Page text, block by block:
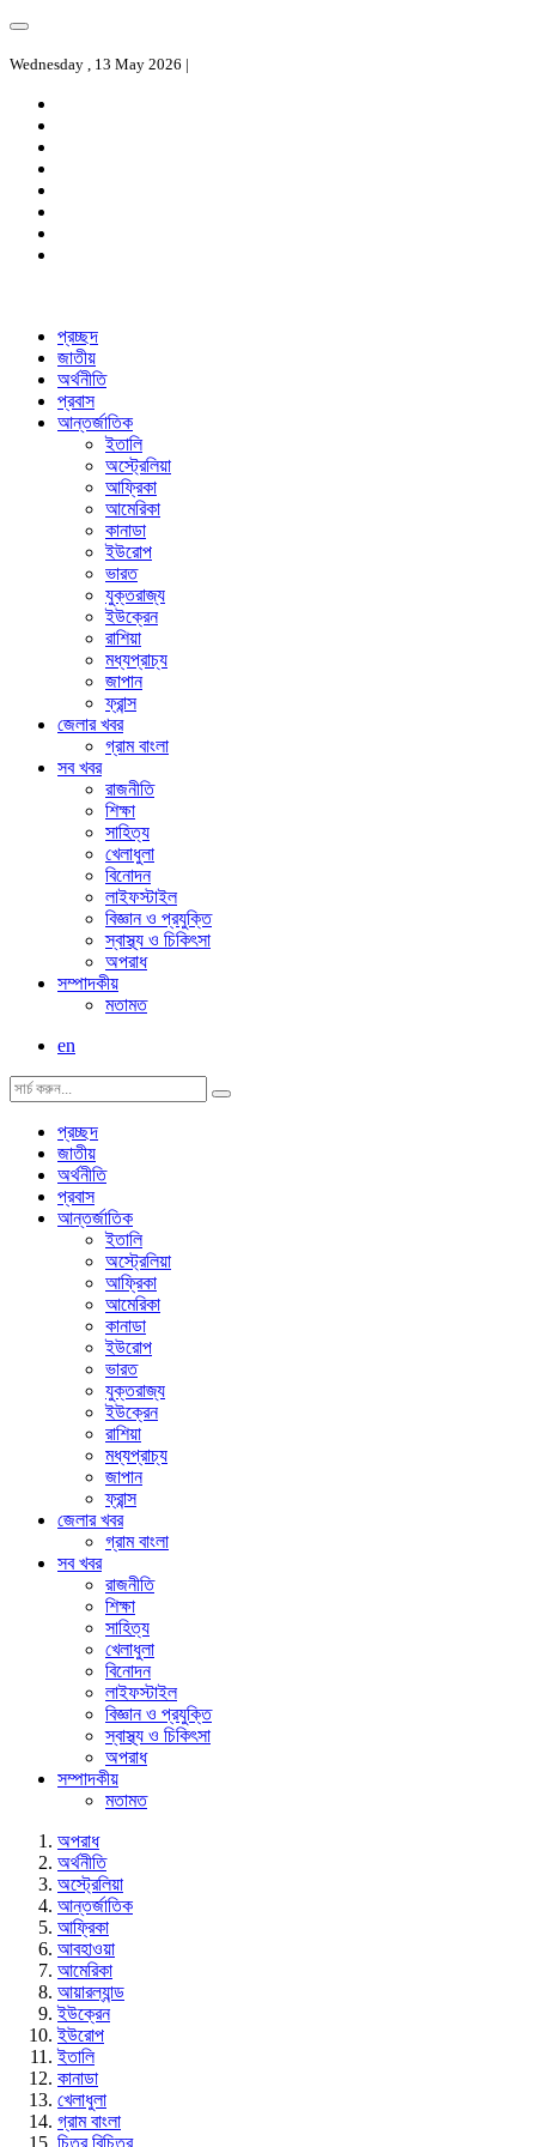
Wednesday , 13 May 2026 |
প্রচ্ছদ
জাতীয়
অর্থনীতি
প্রবাস
আন্তর্জাতিক
ইতালি
অস্ট্রেলিয়া
আফ্রিকা
আমেরিকা
কানাডা
ইউরোপ
ভারত
যুক্তরাজ্য
ইউক্রেন
রাশিয়া
মধ্যপ্রাচ্য
জাপান
ফ্রান্স
জেলার খবর
গ্রাম বাংলা
সব খবর
রাজনীতি
শিক্ষা
সাহিত্য
খেলাধুলা
বিনোদন
লাইফস্টাইল
বিজ্ঞান ও প্রযুক্তি
স্বাস্থ্য ও চিকিৎসা
অপরাধ
সম্পাদকীয়
মতামত
en
প্রচ্ছদ
জাতীয়
অর্থনীতি
প্রবাস
আন্তর্জাতিক
ইতালি
অস্ট্রেলিয়া
আফ্রিকা
আমেরিকা
কানাডা
ইউরোপ
ভারত
যুক্তরাজ্য
ইউক্রেন
রাশিয়া
মধ্যপ্রাচ্য
জাপান
ফ্রান্স
জেলার খবর
গ্রাম বাংলা
সব খবর
রাজনীতি
শিক্ষা
সাহিত্য
খেলাধুলা
বিনোদন
লাইফস্টাইল
বিজ্ঞান ও প্রযুক্তি
স্বাস্থ্য ও চিকিৎসা
অপরাধ
সম্পাদকীয়
মতামত
অপরাধ
অর্থনীতি
অস্ট্রেলিয়া
আন্তর্জাতিক
আফ্রিকা
আবহাওয়া
আমেরিকা
আয়ারল্যান্ড
ইউক্রেন
ইউরোপ
ইতালি
কানাডা
খেলাধুলা
গ্রাম বাংলা
চিত্র বিচিত্র